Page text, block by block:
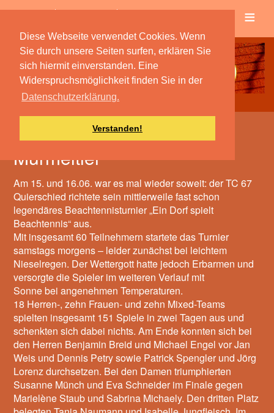
Diese Webseite verwendet Cookies. Wenn
Sie durch unsere Seiten surfen, erklären Sie
sich hiermit einverstanden. Eine
Widerspruchsmöglichkeit finden Sie in der
Datenschutzerklärung.
Verstanden!
≡
Und jährlich grüßt das
Murmeltier
Am 15. und 16.06. war es mal wieder soweit: der TC 67
Quierschied richtete sein mittlerweile fast schon
legendäres Beachtennisturnier „Ein Dorf spielt
Beachtennis“ aus.
Mit insgesamt 60 Teilnehmern startete das Turnier
samstags morgens – leider zunächst bei leichtem
Nieselregen. Der Wettergott hatte jedoch Erbarmen und
versorgte die Spieler im weiteren Verlauf mit
Sonne bei angenehmen Temperaturen.
18 Herren-, zehn Frauen- und zehn Mixed-Teams
spielten insgesamt 151 Spiele in zwei Tagen aus und
schenkten sich dabei nichts. Am Ende konnten sich bei
den Herren Benjamin Breid und Michael Engel vor Jan
Weis und Dennis Petry sowie Patrick Spengler und Jörg
Lorenz durchsetzen. Bei den Damen triumphierten
Susanne Münch und Eva Schneider im Finale gegen
Marielène Staub und Sabrina Michaely. Den dritten Platz